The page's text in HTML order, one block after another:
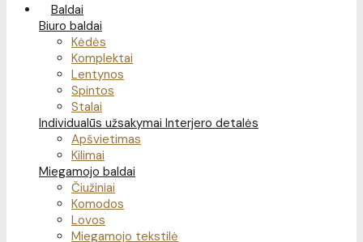
Baldai
Biuro baldai
Kėdės
Komplektai
Lentynos
Spintos
Stalai
Individualūs užsakymai Interjero detalės
Apšvietimas
Kilimai
Miegamojo baldai
Čiužiniai
Komodos
Lovos
Miegamojo tekstilė